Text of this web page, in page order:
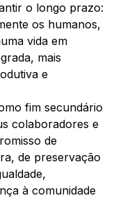
o longo prazo:
os humanos,
vida em
mais
e
fim secundário
colaboradores e
de
de preservação
à comunidade